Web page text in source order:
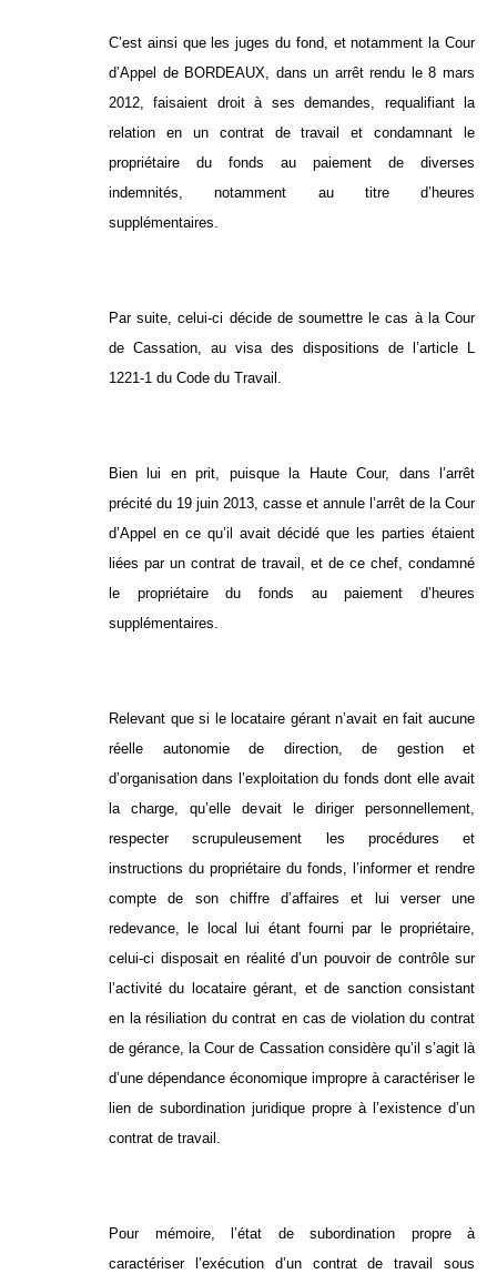
C’est ainsi que les juges du fond, et notamment la Cour
d’Appel de BORDEAUX, dans un arrêt rendu le 8 mars
2012, faisaient droit à ses demandes, requalifiant la
relation en un contrat de travail et condamnant le
propriétaire du fonds au paiement de diverses
indemnités, notamment au titre d’heures
supplémentaires.
Par suite, celui-ci décide de soumettre le cas à la Cour
de Cassation, au visa des dispositions de l’article L
1221-1 du Code du Travail.
Bien lui en prit, puisque la Haute Cour, dans l’arrêt
précité du 19 juin 2013, casse et annule l’arrêt de la Cour
d’Appel en ce qu’il avait décidé que les parties étaient
liées par un contrat de travail, et de ce chef, condamné
le propriétaire du fonds au paiement d’heures
supplémentaires.
Relevant que si le locataire gérant n’avait en fait aucune
réelle autonomie de direction, de gestion et
d’organisation dans l’exploitation du fonds dont elle avait
la charge, qu’elle devait le diriger personnellement,
respecter scrupuleusement les procédures et
instructions du propriétaire du fonds, l’informer et rendre
compte de son chiffre d’affaires et lui verser une
redevance, le local lui étant fourni par le propriétaire,
celui-ci disposait en réalité d’un pouvoir de contrôle sur
l’activité du locataire gérant, et de sanction consistant
en la résiliation du contrat en cas de violation du contrat
de gérance, la Cour de Cassation considère qu’il s’agit là
d’une dépendance économique impropre à caractériser le
lien de subordination juridique propre à l’existence d’un
contrat de travail.
Pour mémoire, l’état de subordination propre à
caractériser l’exécution d’un contrat de travail sous